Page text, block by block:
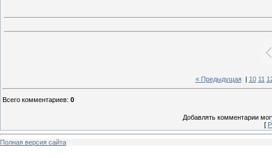
« Предыдущая| 10 11
Всего комментариев: 0
Добавлять комментарии
[
Полная версия сайта